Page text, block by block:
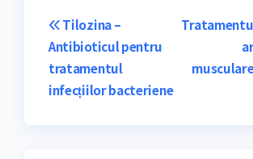
Navigare
în
articole
Tilozina –
Antibioticul pentru
tratamentul
infecțiilor bacteriene